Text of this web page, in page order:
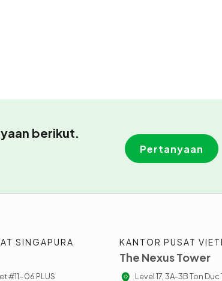
berikut.
Pertanyaan
SINGAPURA
#11-06 PLUS
KANTOR PUSAT
The Nexus Tower
Level 17, 3A-3B Ton